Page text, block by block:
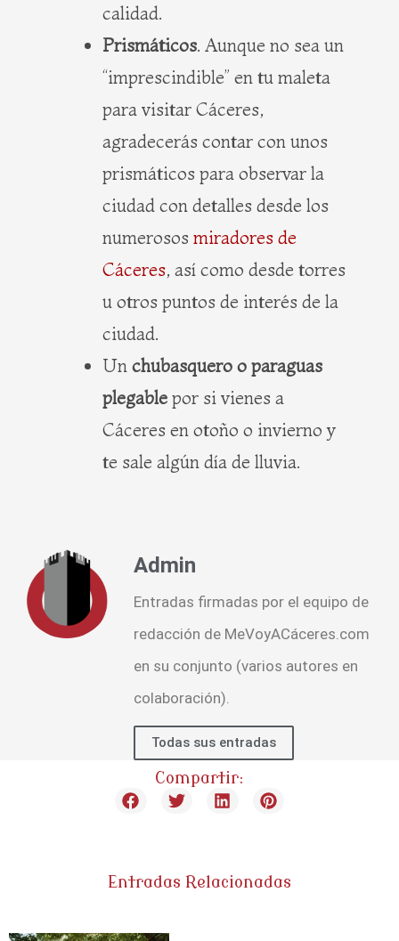
calidad.
Prismáticos. Aunque no sea un
“imprescindible” en tu maleta
para visitar Cáceres,
agradecerás contar con unos
prismáticos para observar la
ciudad con detalles desde los
numerosos miradores de
Cáceres, así como desde torres
u otros puntos de interés de la
ciudad.
Un chubasquero o paraguas
plegable por si vienes a
Cáceres en otoño o invierno y
te sale algún día de lluvia.
Admin
Entradas firmadas por el equipo de
redacción de MeVoyACáceres.com
en su conjunto (varios autores en
colaboración).
Todas sus entradas
Compartir:
Entradas Relacionadas